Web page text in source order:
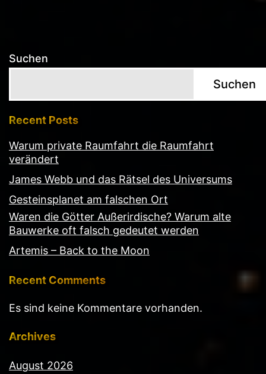
Suchen
Suchen
Recent Posts
Warum private Raumfahrt die Raumfahrt
verändert
James Webb und das Rätsel des Universums
Gesteinsplanet am falschen Ort
Waren die Götter Außerirdische? Warum alte
Bauwerke oft falsch gedeutet werden
Artemis – Back to the Moon
Recent Comments
Es sind keine Kommentare vorhanden.
Archives
August 2026